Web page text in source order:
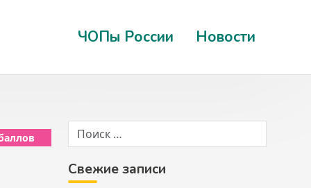
ЧОПы России Новости
Свежие записи